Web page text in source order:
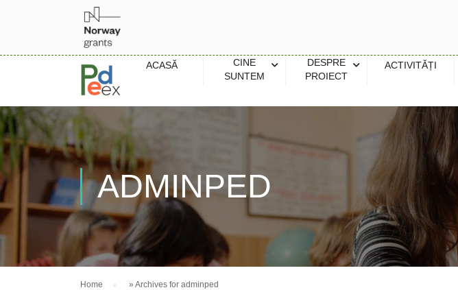
ACASĂ
CINE
SUNTEM
DESPRE
PROIECT
ACTIVITĂȚI
ADMINPED
Home » Archives for adminped